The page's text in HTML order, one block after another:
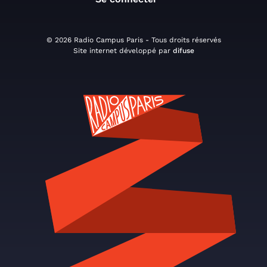
© 2026 Radio Campus Paris - Tous droits réservés
Site internet développé par difuse